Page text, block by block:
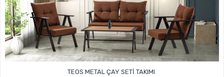
TEOS METAL ÇAY SETI TAKIMI